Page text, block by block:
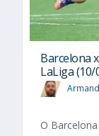
Barcelona
LaLiga (10/
O